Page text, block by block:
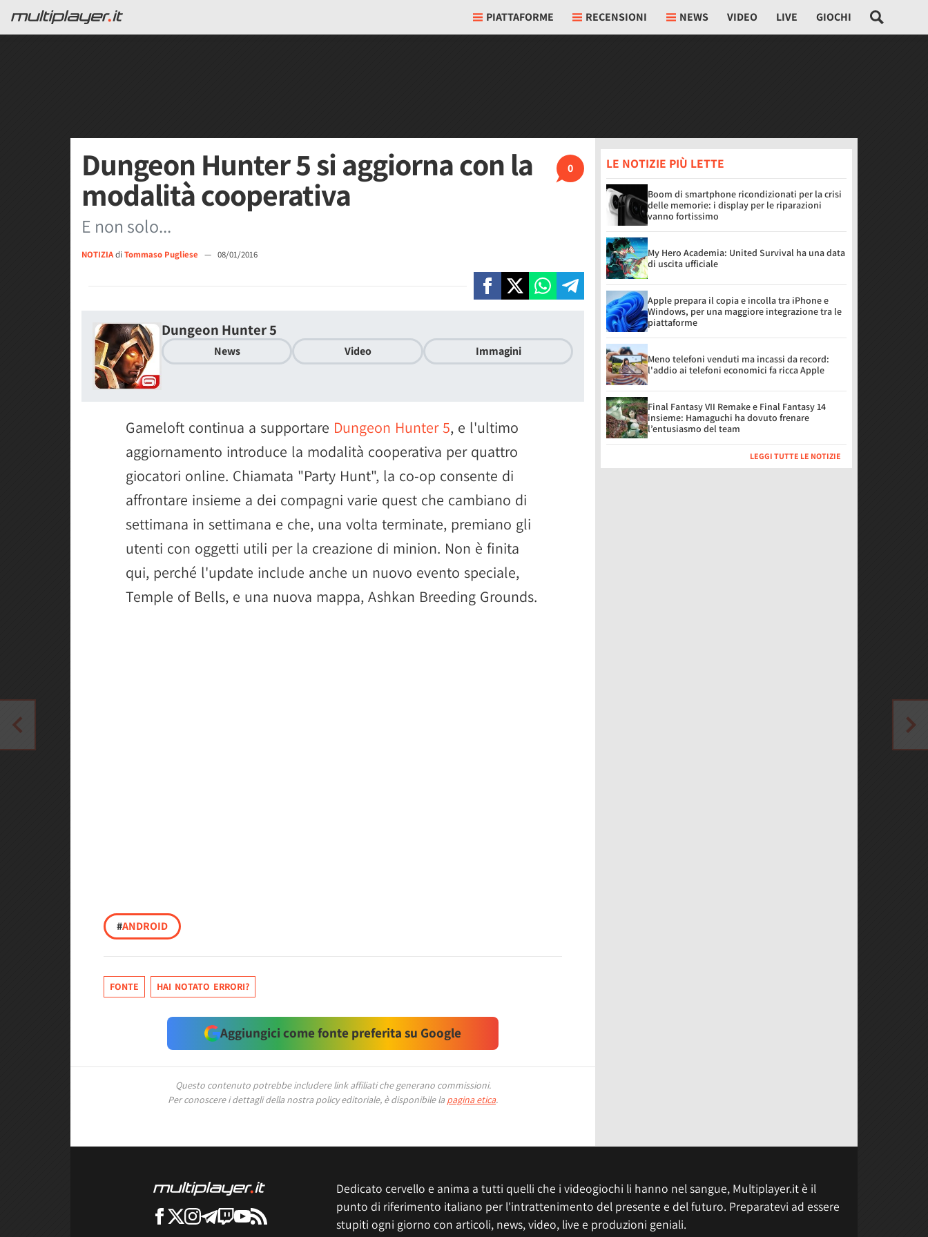
PIATTAFORME RECENSIONI NEWS VIDEO LIVE GIOCHI
0
Dungeon Hunter 5 si aggiorna con la
modalità cooperativa
E non solo...
NOTIZIAdi Tommaso Pugliese — 08/01/2016
Dungeon Hunter 5
News Video Immagini
Gameloft continua a supportare Dungeon Hunter 5, e l'ultimo
aggiornamento introduce la modalità cooperativa per quattro
giocatori online. Chiamata "Party Hunt", la co-op consente di
affrontare insieme a dei compagni varie quest che cambiano di
settimana in settimana e che, una volta terminate, premiano gli
utenti con oggetti utili per la creazione di minion. Non è finita
qui, perché l'update include anche un nuovo evento speciale,
Temple of Bells, e una nuova mappa, Ashkan Breeding Grounds.
#ANDROID
FONTE HAI NOTATO ERRORI?
Aggiungici come fonte preferita su Google
Questo contenuto potrebbe includere link affiliati che generano commissioni.
Per conoscere i dettagli della nostra policy editoriale, è disponibile la pagina etica.
LE NOTIZIE PIÙ LETTE
Boom di smartphone ricondizionati per la crisi
delle memorie: i display per le riparazioni
vanno fortissimo
My Hero Academia: United Survival ha una data
di uscita ufficiale
Apple prepara il copia e incolla tra iPhone e
Windows, per una maggiore integrazione tra le
piattaforme
Meno telefoni venduti ma incassi da record:
l'addio ai telefoni economici fa ricca Apple
Final Fantasy VII Remake e Final Fantasy 14
insieme: Hamaguchi ha dovuto frenare
l’entusiasmo del team
LEGGI TUTTE LE NOTIZIE
Dedicato cervello e anima a tutti quelli che i videogiochi li hanno nel sangue, Multiplayer.it è il
punto di riferimento italiano per l'intrattenimento del presente e del futuro. Preparatevi ad essere
stupiti ogni giorno con articoli, news, video, live e produzioni geniali.